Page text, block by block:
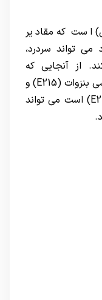
است که مقادیر
تواند سردرد،
از آنجایی که
رواتینکس حاوی سدیم اتیل هیدروکسی بنزوات (E215) و
سدیم پروپیل هیدروکسی بنزوات (E217) است می تواند